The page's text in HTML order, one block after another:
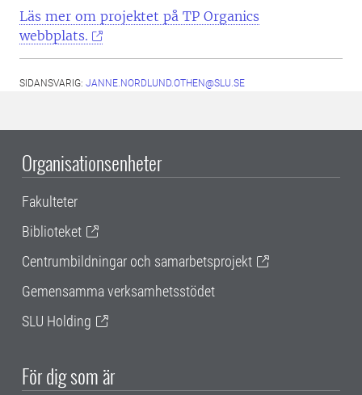
Läs mer om projektet på TP Organics
webbplats.
SIDANSVARIG: JANNE.NORDLUND.OTHEN@SLU.SE
Organisationsenheter
Fakulteter
Biblioteket
Centrumbildningar och samarbetsprojekt
Gemensamma verksamhetsstödet
SLU Holding
För dig som är